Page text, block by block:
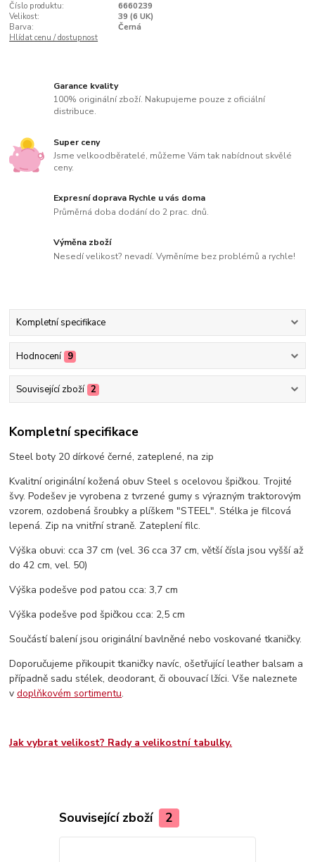
Číslo produktu:
6660239
Velikost:
39 (6 UK)
Barva:
Černá
Hlídat cenu / dostupnost
Garance kvality
100% originální zboží. Nakupujeme pouze z oficiální
distribuce.
Super ceny
Jsme velkoodběratelé, můžeme Vám tak nabídnout skvělé
ceny.
Expresní doprava Rychle u vás doma
Průměrná doba dodání do 2 prac. dnů.
Výměna zboží
Nesedí velikost? nevadí. Vyměníme bez problémů a rychle!
Kompletní specifikace
Hodnocení 9
Související zboží 2
Kompletní specifikace
Steel boty 20 dírkové černé, zateplené, na zip
Kvalitní originální kožená obuv Steel s ocelovou špičkou. Trojité
švy. Podešev je vyrobena z tvrzené gumy s výrazným traktorovým
vzorem, ozdobená šroubky a plíškem "STEEL". Stélka je filcová
lepená. Zip na vnitřní straně. Zateplení filc.
Výška obuvi: cca 37 cm (vel. 36 cca 37 cm, větší čísla jsou vyšší až
do 42 cm, vel. 50)
Výška podešve pod patou cca: 3,7 cm
Výška podešve pod špičkou cca: 2,5 cm
Součástí balení jsou originální bavlněné nebo voskované tkaničky.
Doporučujeme přikoupit tkaničky navíc, ošetřující leather balsam a
případně sadu stélek, deodorant, či obouvací lžíci. Vše naleznete
vdoplňkovém sortimentu.
Jak vybrat velikost? Rady a velikostní tabulky.
Související zboží 2